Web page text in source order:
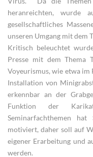
heranreichten, wurde
gesellschaftliches
unseren Umgang mit dem
Kritisch beleuchtet
Presse mit dem Thema
Voyeurismus, wie etwa im
Installation von
erkennbar an der
Funktion der
Seminarfachthemen
motiviert, daher soll auf
eigener Erarbeitung und
werden.